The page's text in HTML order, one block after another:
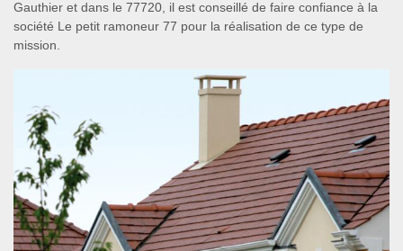
Gauthier et dans le 77720, il est conseillé de faire confiance à la
société Le petit ramoneur 77 pour la réalisation de ce type de
mission.